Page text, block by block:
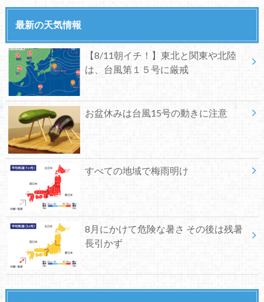
最新の天気情報
【8/11朝イチ！】東北と関東や北陸
は、台風第１５号に厳戒
お盆休みは台風15号の動きに注意
すべての地域で梅雨明け
8月にかけて危険な暑さ その後は残暑
長引かず